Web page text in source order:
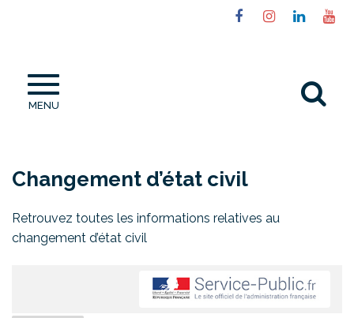
Lien
Facebook
Lien
Instagram
Lien
MENU
Changement d’état civil
Retrouvez toutes les informations relatives au
changement d’état civil